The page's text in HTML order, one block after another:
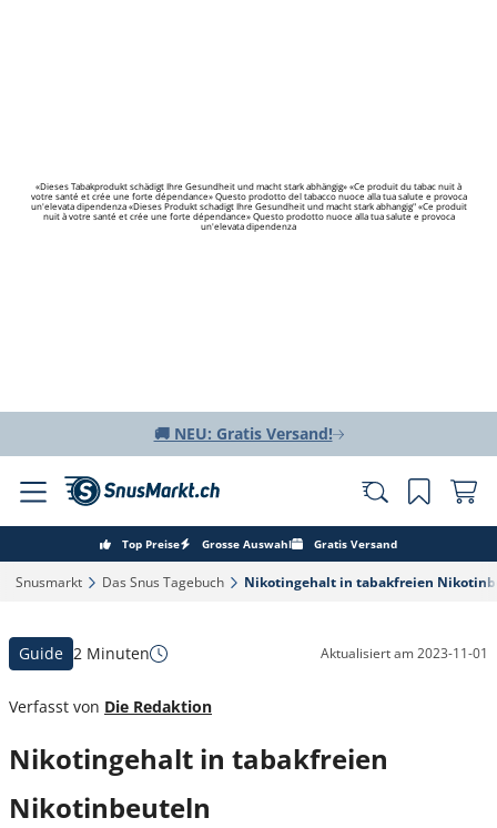
«Dieses Tabakprodukt schädigt Ihre Gesundheit und macht stark abhängig» «Ce produit du tabac nuit à
votre santé et crée une forte dépendance» Questo prodotto del tabacco nuoce alla tua salute e provoca
un'elevata dipendenza «Dieses Produkt schadigt Ihre Gesundheit und macht stark abhangig" «Ce produit
nuit à votre santé et crée une forte dépendance» Questo prodotto nuoce alla tua salute e provoca
un'elevata dipendenza
🚚 NEU: Gratis Versand!
Top Preise Grosse Auswahl Gratis Versand
Snusmarkt‎ Das Snus Tagebuch‎ Nikotingehalt in tabakfreien
Guide 2 Minuten Aktualisiert am2023-11-01
Verfasst von Die Redaktion
Nikotingehalt in tabakfreien
Nikotinbeuteln